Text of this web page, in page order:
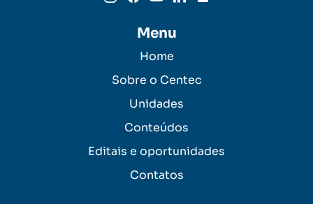
Menu
Home
Sobre o Centec
Unidades
Conteúdos
Editais e oportunidades
Contatos